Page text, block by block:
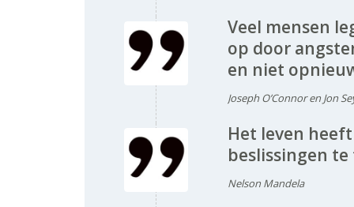
Veel mensen
op door
en niet
Joseph O’Connor en Jon
Het leven
beslissingen
Nelson Mandela